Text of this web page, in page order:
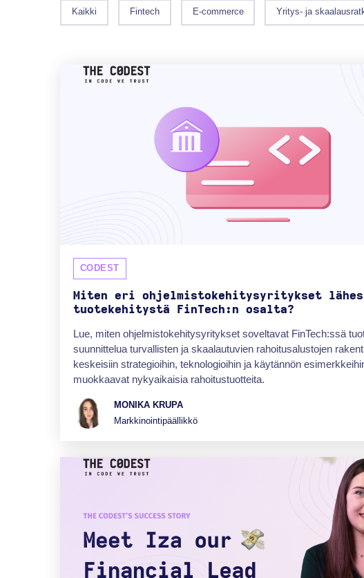
Kaikki Fintech E-commerce Yritys- ja
CODEST
Miten eri ohjelmistokehitysyritykset
tuotekehitystä FinTech:n osalta?
Lue, miten ohjelmistokehitysyritykset soveltavat FinTech:ssä
suunnittelua turvallisten ja skaalautuvien rahoitusalustojen
keskeisiin strategioihin, teknologioihin ja käytännön
muokkaavat nykyaikaisia rahoitustuotteita.
MONIKA KRUPA
Markkinointipäällikkö